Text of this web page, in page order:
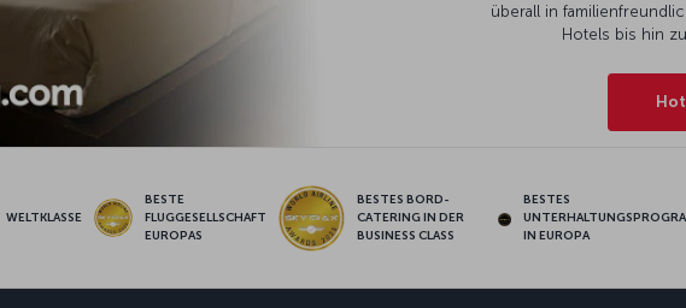
überall in
Hotels bis hin
WELTKLASSE
BESTE
FLUGGESELLSCHAFT
EUROPAS
BESTES BORD-
CATERING IN DER
BUSINESS CLASS
BESTES
IN EUROPA